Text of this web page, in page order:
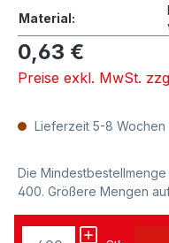
Material:
0,63 €
Preise exkl. MwSt.
Lieferzeit 5-8 Wochen
Die
400. Größere Mengen